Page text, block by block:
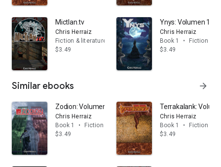
Mictlan.tv
Chris Herraiz
Fiction & literature
$3.49
Ynys: Volumen 1
Chris Herraiz
Book 1
•
Fiction &
$3.49
Similar ebooks arrow_forward
Zodion: Volumen 1
Chris Herraiz
Book 1
•
Fiction & literature
$3.49
Terrakalank:
Chris Herraiz
Book 1
•
Fiction &
$3.49